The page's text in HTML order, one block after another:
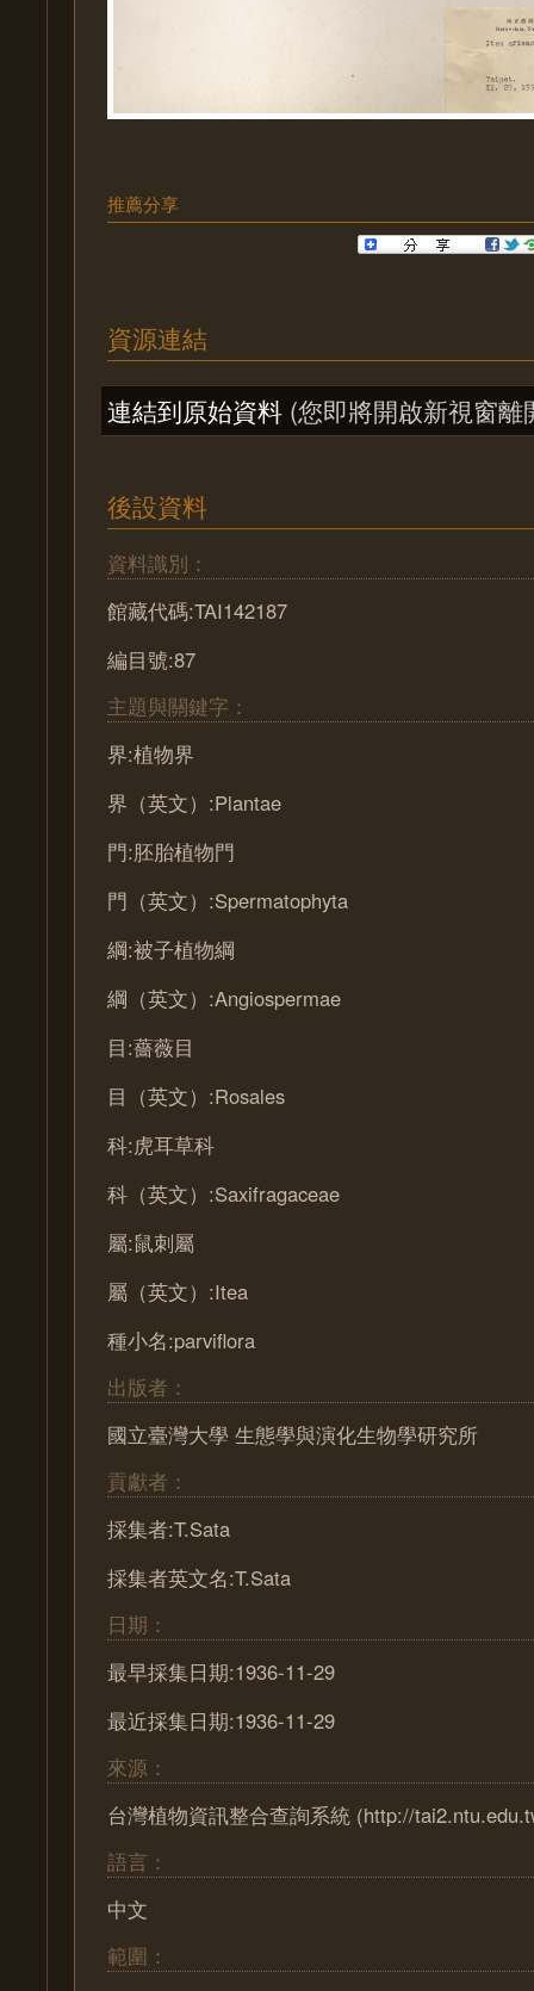
推薦分享
資源連結
連結到原始資料 (您即將開啟新視窗離
後設資料
資料識別：
館藏代碼:TAI142187
編目號:87
主題與關鍵字：
界:植物界
界（英文）:Plantae
門:胚胎植物門
門（英文）:Spermatophyta
綱:被子植物綱
綱（英文）:Angiospermae
目:薔薇目
目（英文）:Rosales
科:虎耳草科
科（英文）:Saxifragaceae
屬:鼠刺屬
屬（英文）:Itea
種小名:parviflora
出版者：
國立臺灣大學 生態學與演化生物學研究所
貢獻者：
採集者:T.Sata
採集者英文名:T.Sata
日期：
最早採集日期:1936-11-29
最近採集日期:1936-11-29
來源：
台灣植物資訊整合查詢系統 (http://
語言：
中文
範圍：